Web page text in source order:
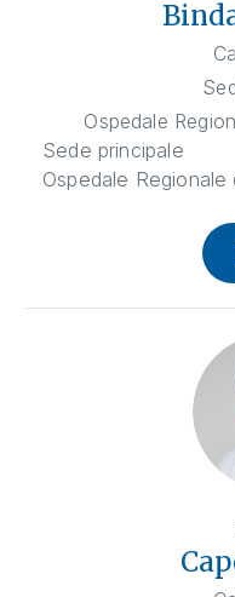
Ospedale
Sede principale
Ospedale